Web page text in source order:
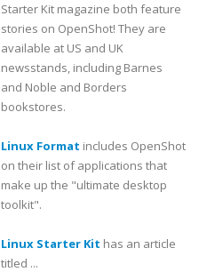
Starter Kit magazine both feature
stories on OpenShot! They are
available at US and UK
newsstands, including Barnes
and Noble and Borders
bookstores.
Linux Format includes OpenShot
on their list of applications that
make up the "ultimate desktop
toolkit".
Linux Starter Kit has an article
titled ...